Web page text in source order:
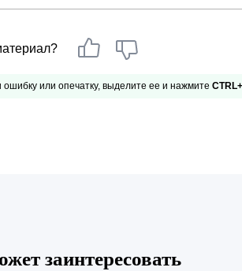
или опечатку, выделите ее и нажмите
заинтересовать